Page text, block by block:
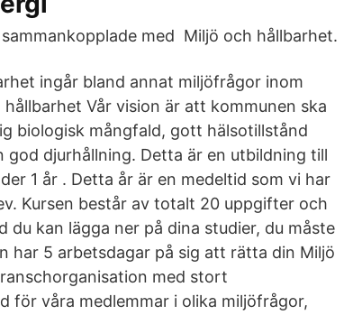
med Miljö och hållbarhet.
ingår bland annat miljöfrågor inom
Vår vision är att kommunen ska
biologisk mångfald, gott hälsotillstånd
djurhållning. Detta är en utbildning till
1 år . Detta år är en medeltid som vi har
Kursen består av totalt 20 uppgifter och
kan lägga ner på dina studier, du måste
har 5 arbetsdagar på sig att rätta din Miljö
med stort
för våra medlemmar i olika miljöfrågor,